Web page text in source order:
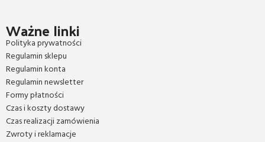
Ważne linki
Polityka prywatności
Regulamin sklepu
Regulamin konta
Regulamin newsletter
Formy płatności
Czas i koszty dostawy
Czas realizacji zamówienia
Zwroty i reklamacje